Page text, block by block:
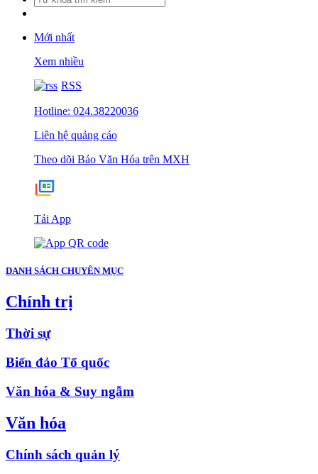
Mới nhất
Xem nhiều
RSS
Hotline: 024.38220036
Liên hệ quảng cáo
Theo dõi Báo Văn Hóa trên MXH
Tải App
DANH SÁCH CHUYÊN MỤC
Chính trị
Thời sự
Biển đảo Tổ quốc
Văn hóa & Suy ngẫm
Văn hóa
Chính sách quản lý